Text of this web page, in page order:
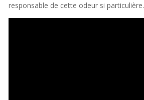
responsable de cette odeur si particulière.